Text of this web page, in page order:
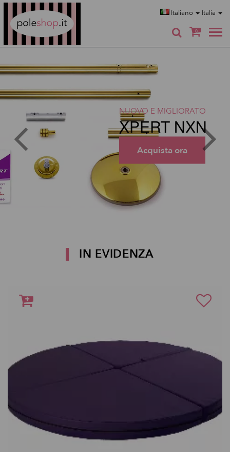
Italiano Italia
0
NUOVO E MIGLIORATO
XPERT NXN
Acquista ora
IN EVIDENZA